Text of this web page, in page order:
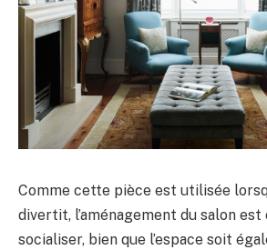
Comme cette pièce est utilisée
divertit, l’aménagement du salon
socialiser, bien que l’espace soit